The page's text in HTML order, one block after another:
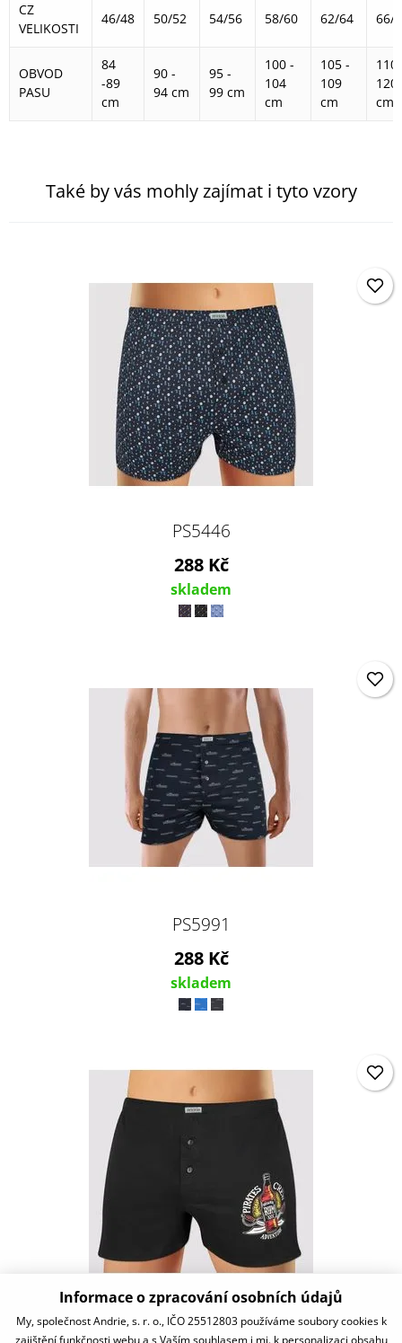
CZ
VELIKOSTI
46/48 50/52 54/56 58/60 62/64 66/
OBVOD
PASU
84
-89
cm
90 -
94 cm
95 -
99 cm
100 -
104
cm
105 -
109
cm
110
120
cm
Také by vás mohly zajímat i tyto vzory
PS5446
288 Kč
skladem
PS5991
288 Kč
skladem
PSV5777
Informace o zpracování osobních údajů
My, společnost Andrie, s. r. o., IČO 25512803 používáme soubory cookies k
zajištění funkčnosti webu a s Vaším souhlasem i mj. k personalizaci obsahu